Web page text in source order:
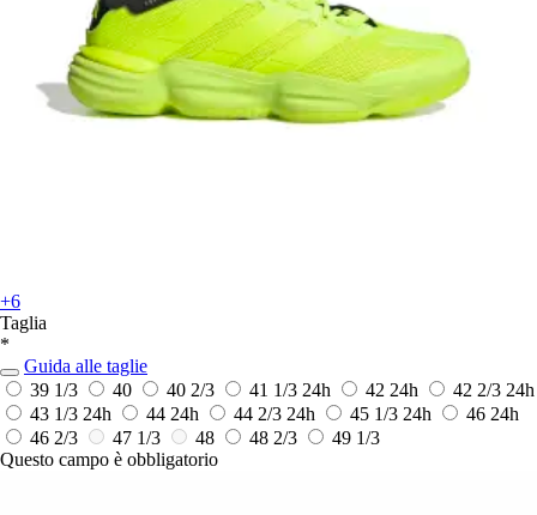
+6
Taglia
*
Guida alle taglie
39 1/3
40 40 2/3 41 1/3 24h 42 24h 42 2/3 24h
43 1/3 24h 44 24h 44 2/3 24h 45 1/3 24h 46 24h
46 2/3
47 1/3 48 48 2/3
49 1/3
Questo campo è obbligatorio